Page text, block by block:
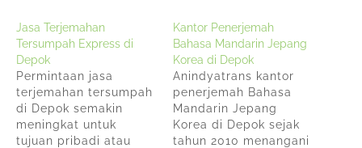
Jasa Terjemahan
Tersumpah Express di
Depok
Permintaan jasa
terjemahan tersumpah
di Depok semakin
meningkat untuk
tujuan pribadi atau
Kantor Penerjemah
Bahasa Mandarin Jepang
Korea di Depok
Anindyatrans kantor
penerjemah Bahasa
Mandarin Jepang
Korea di Depok sejak
tahun 2010 menangani